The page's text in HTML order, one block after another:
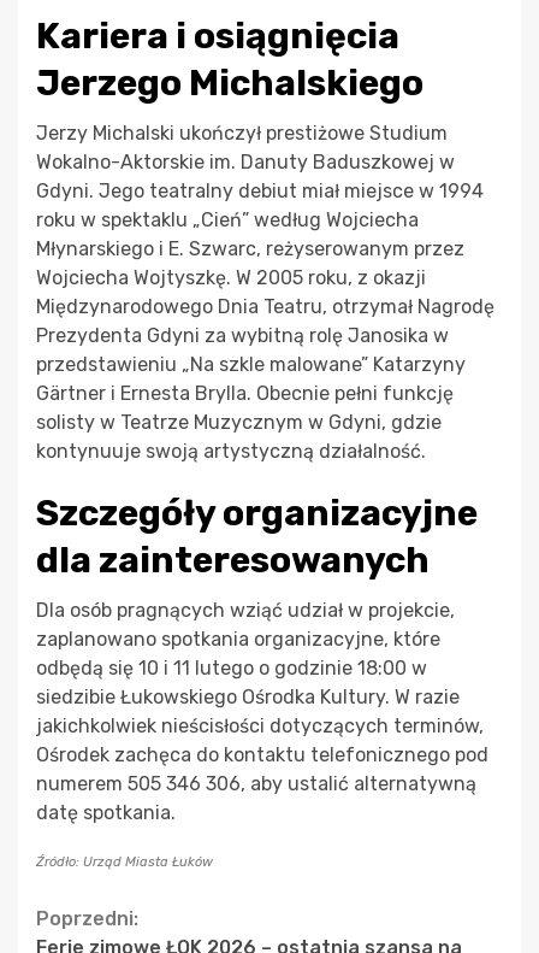
Kariera i osiągnięcia
Jerzego Michalskiego
Jerzy Michalski ukończył prestiżowe Studium
Wokalno-Aktorskie im. Danuty Baduszkowej w
Gdyni. Jego teatralny debiut miał miejsce w 1994
roku w spektaklu „Cień” według Wojciecha
Młynarskiego i E. Szwarc, reżyserowanym przez
Wojciecha Wojtyszkę. W 2005 roku, z okazji
Międzynarodowego Dnia Teatru, otrzymał Nagrodę
Prezydenta Gdyni za wybitną rolę Janosika w
przedstawieniu „Na szkle malowane” Katarzyny
Gärtner i Ernesta Brylla. Obecnie pełni funkcję
solisty w Teatrze Muzycznym w Gdyni, gdzie
kontynuuje swoją artystyczną działalność.
Szczegóły organizacyjne
dla zainteresowanych
Dla osób pragnących wziąć udział w projekcie,
zaplanowano spotkania organizacyjne, które
odbędą się 10 i 11 lutego o godzinie 18:00 w
siedzibie Łukowskiego Ośrodka Kultury. W razie
jakichkolwiek nieścisłości dotyczących terminów,
Ośrodek zachęca do kontaktu telefonicznego pod
numerem 505 346 306, aby ustalić alternatywną
datę spotkania.
Źródło: Urząd Miasta Łuków
Continue
Poprzedni:
Ferie zimowe ŁOK 2026 – ostatnia szansa na